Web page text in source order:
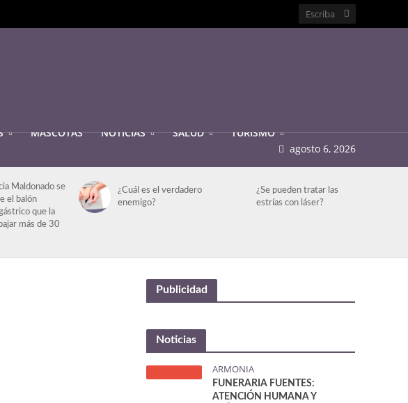
MASCOTAS NOTICIAS SALUD TURISMO
agosto 6, 2026
Maldonado se
el balón
que la
más de 30
¿Cuál es el verdadero
enemigo?
¿Se pueden tratar las
estrías con láser?
Publicidad
Noticias
ARMONIA
FUNERARIA FUENTES:
ATENCIÓN HUMANA Y